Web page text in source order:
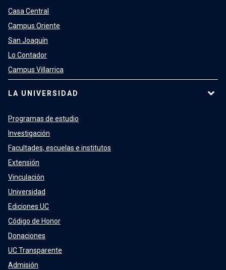
Casa Central
Campus Oriente
San Joaquín
Lo Contador
Campus Villarrica
LA UNIVERSIDAD
Programas de estudio
Investigación
Facultades, escuelas e institutos
Extensión
Vinculación
Universidad
Ediciones UC
Código de Honor
Donaciones
UC Transparente
Admisión